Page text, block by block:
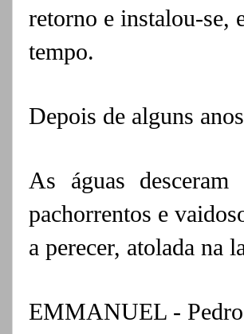
retorno e instalou-se,
tempo.
Depois de alguns
As águas
pachorrentos e
a perecer, atolada na
EMMANUEL -